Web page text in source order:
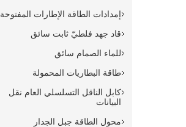
إمدادات الطاقة الإطارات المفتوحة
قاد جهد فلطيّ ثابت سائق
للماء الصمام سائق
طاقة البطاريات المحمولة
كابل الناقل التسلسلي العام نقل
البيانات
محول الطاقة جبل الجدار